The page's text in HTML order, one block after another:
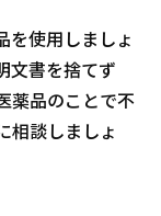
を使用しましょ
文書を捨てず
薬品のことで不
相談しましょ